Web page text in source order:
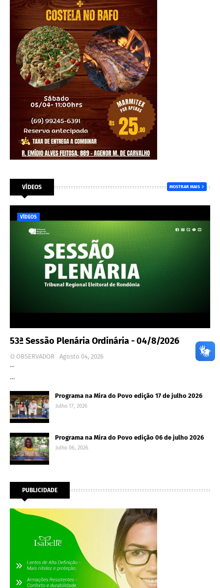
VÍDEOS MOSTRAR MAIS
VÍDEOS
53ª Sessão Plenária Ordinária - 04/8/2026
O OBSERVADOR
Agosto 04, 2026
…
…
Programa na Mira do Povo edição 17 de julho 2026
Julho 17, 2026
Programa na Mira do Povo edição 06 de julho 2026
Julho 06, 2026
PUBLICIDADE